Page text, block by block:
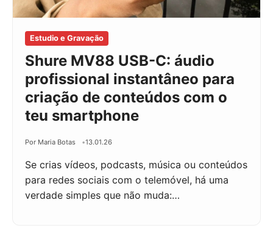
Estudio e Gravação
Shure MV88 USB-C: áudio
profissional instantâneo para
criação de conteúdos com o
teu smartphone
Por Maria Botas 13.01.26
Se crias vídeos, podcasts, música ou conteúdos
para redes sociais com o telemóvel, há uma
verdade simples que não muda:…